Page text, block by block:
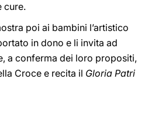
cure.
poi ai bambini l’artistico
in dono e li invita ad
a conferma dei loro propositi,
Croce e recita il Gloria Patri